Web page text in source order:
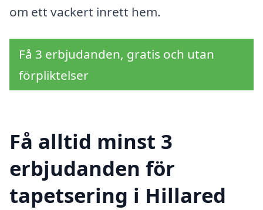
om ett vackert inrett hem.
Få 3 erbjudanden, gratis och utan
förpliktelser
Få alltid minst 3
erbjudanden för
tapetsering i Hillared